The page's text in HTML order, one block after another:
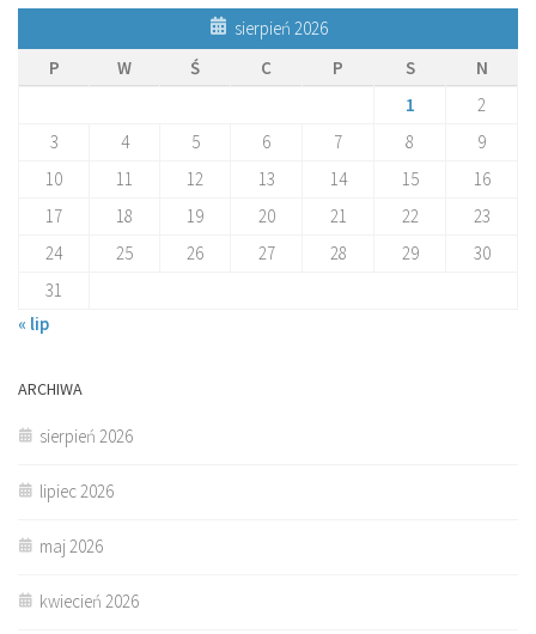
sierpień 2026
P
W Ś C P S
N
1
2
3
4 5 6 7 8
9
10
11 12 13 14 15
16
17
18 19 20 21 22
23
24
25 26 27 28 29
30
31
« lip
ARCHIWA
sierpień 2026
lipiec 2026
maj 2026
kwiecień 2026